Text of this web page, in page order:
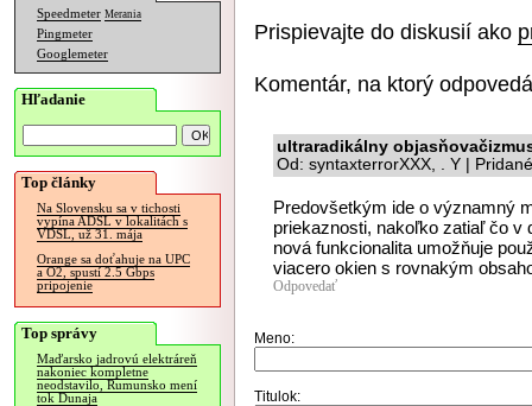
Speedmeter Merania
Pingmeter
Googlemeter
Hľadanie
Top články
Na Slovensku sa v tichosti
vypína ADSL v lokalitách s
VDSL, už 31. mája
Orange sa doťahuje na UPC
a O2, spustí 2.5 Gbps
pripojenie
Top správy
Maďarsko jadrovú elektráreň
nakoniec kompletne
neodstavilo, Rumunsko mení
tok Dunaja
Prispievajte do diskusií ako
Komentár, na ktorý
ultraradikálny
Od: syntaxterrorXXX, . Y |
Predovšetkým ide o významný
priekaznosti, nakoľko zatiaľ čo v
nová funkcionalita umožňuje
viacero okien s rovnakým
Odpovedať
Meno:
Titulok: